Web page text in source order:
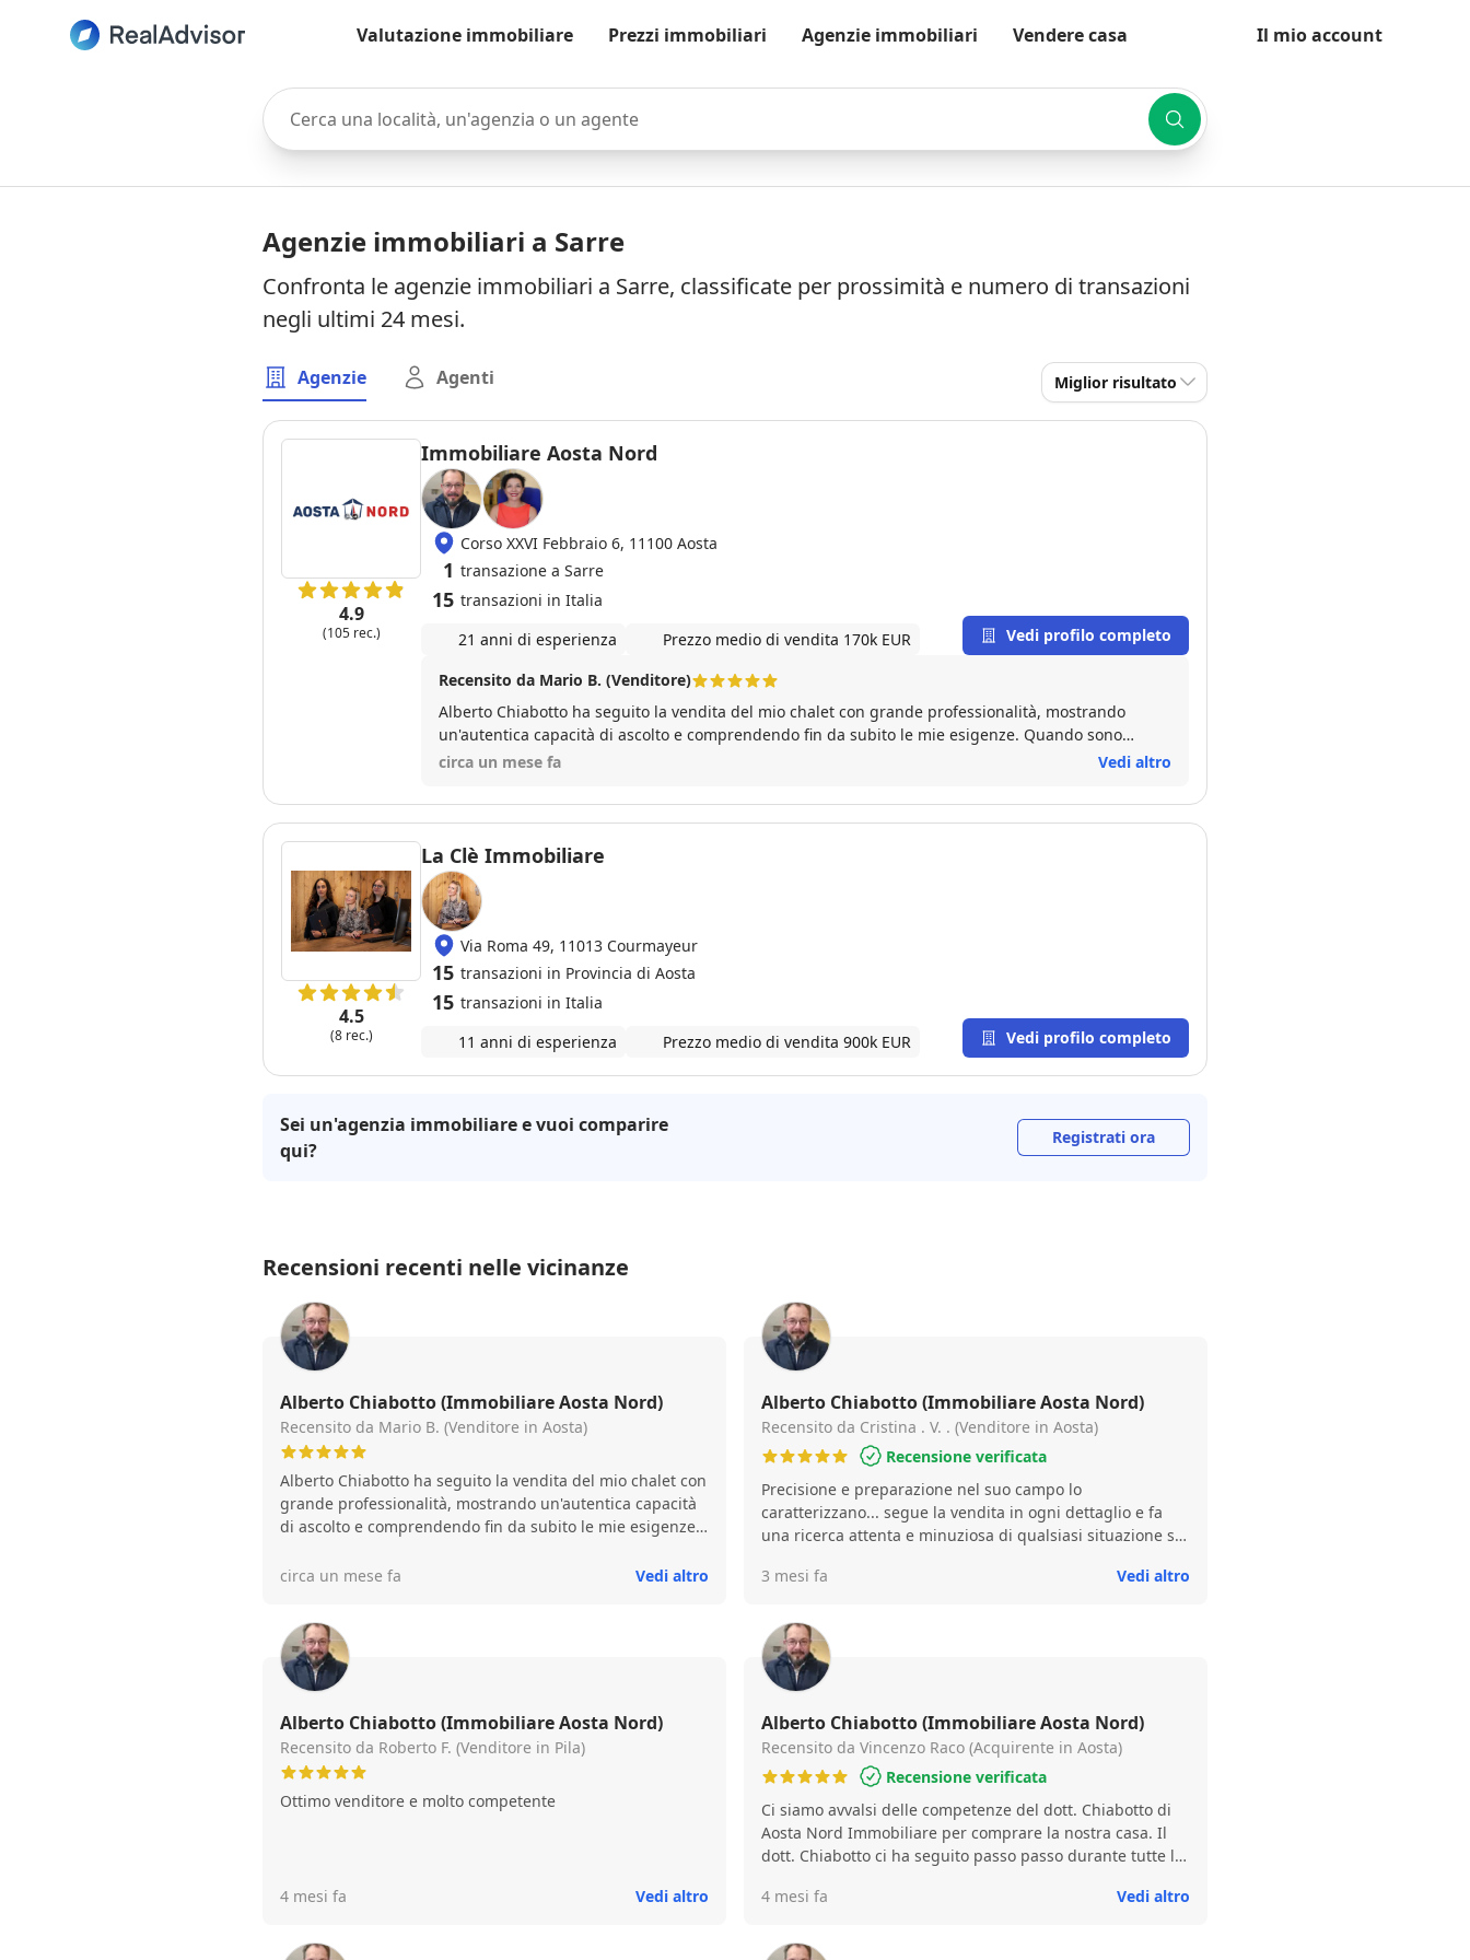
Valutazione immobiliare Prezzi immobiliari Agenzie immobiliari Vendere casa Il mio account
Cerca una località, un'agenzia o un agente
Agenzie immobiliari a Sarre
Confronta le agenzie immobiliari a Sarre, classificate per prossimità e numero di transazioni
negli ultimi 24 mesi.
Agenzie Agenti Miglior risultato
4.9
(105 rec.)
Immobiliare Aosta Nord
Corso XXVI Febbraio 6, 11100 Aosta
1 transazione a Sarre
15 transazioni in Italia
21 anni di esperienza
Prezzo medio di vendita 170k EUR Vedi profilo completo
Recensito da Mario B. (Venditore)
Alberto Chiabotto ha seguito la vendita del mio chalet con grande professionalità, mostrando
un'autentica capacità di ascolto e comprendendo fin da subito le mie esigenze. Quando sono
emerse delle difficoltà, ha saputo gestirle con prontezza e concretezza, trovando sempre la
in modo organizzato e puntuale, rendendo l'intero percorso semplice e senza stress. Un
professionista serio e affidabile, che consiglio senza esitazione.
circa un mese fa Vedi altro
4.5
(8 rec.)
La Clè Immobiliare
Via Roma 49, 11013 Courmayeur
15 transazioni in Provincia di Aosta
15 transazioni in Italia
11 anni di esperienza
Prezzo medio di vendita 900k EUR Vedi profilo completo
Sei un'agenzia immobiliare e vuoi comparire
qui?
Registrati ora
Recensioni recenti nelle vicinanze
Alberto Chiabotto (Immobiliare Aosta Nord)
Recensito da Mario B. (Venditore in Aosta)
Alberto Chiabotto ha seguito la vendita del mio chalet con
grande professionalità, mostrando un'autentica capacità
di ascolto e comprendendo fin da subito le mie esigenze.
con prontezza e concretezza, trovando sempre la
coordinare ogni fase della compravendita in modo
organizzato e puntuale, rendendo l'intero percorso
semplice e senza stress. Un professionista serio e
affidabile, che consiglio senza esitazione.
circa un mese fa Vedi altro
Alberto Chiabotto (Immobiliare Aosta Nord)
Recensito da Cristina . V. . (Venditore in Aosta)
Recensione verificata
Precisione e preparazione nel suo campo lo
caratterizzano... segue la vendita in ogni dettaglio e fa
una ricerca attenta e minuziosa di qualsiasi situazione si
con entrambe le parti.
3 mesi fa Vedi altro
Alberto Chiabotto (Immobiliare Aosta Nord)
Recensito da Roberto F. (Venditore in Pila)
Ottimo venditore e molto competente
4 mesi fa Vedi altro
Alberto Chiabotto (Immobiliare Aosta Nord)
Recensito da Vincenzo Raco (Acquirente in Aosta)
Recensione verificata
Ci siamo avvalsi delle competenze del dott. Chiabotto di
Aosta Nord Immobiliare per comprare la nostra casa. Il
dott. Chiabotto ci ha seguito passo passo durante tutte le
compiere con obbiettività ed onestà, è stato preciso e
trasparenza. Si è dimostrato sempre disponibile a chiarire
4 mesi fa Vedi altro